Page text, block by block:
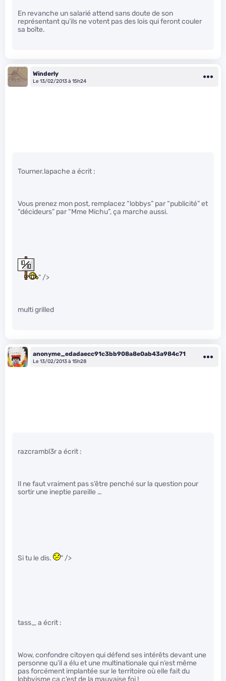
En revanche un salarié attend sans doute de son
représentant qu’ils ne votent pas des lois qui feront couler
sa boîte.
Winderly
Le 13/02/2013 à 15h24
Tourner.lapache a écrit :
Vous prenez mon post, remplacez “lobbys” par “publicité” et
“décideurs” par “Mme Michu”, ça marche aussi.
" />
multi grilled
anonyme_edadaecc91c3bb908a8e0ab43a984c71
Le 13/02/2013 à 15h28
razcrambl3r a écrit :
Il ne faut vraiment pas s’être penché sur la question pour
sortir une ineptie pareille …
Si tu le dis. " />
tass_ a écrit :
Wow, confondre citoyen qui défend ses intérêts devant une
personne qu’il a élu et une multinationale qui n’est même
pas forcément implantée sur le territoire où elle fait du